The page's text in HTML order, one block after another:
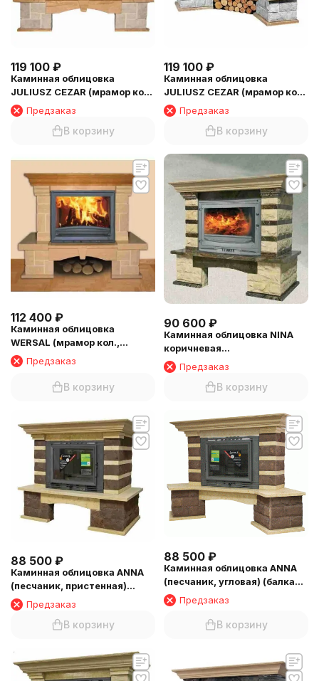
119 100 ₽
Каминная облицовка
JULIUSZ CEZAR (мрамор кол.,
пристенная) (балка №1)
Предзаказ
В корзину
119 100 ₽
Каминная облицовка
JULIUSZ CEZAR (мрамор кол.,
угловая) (балка №2)
Предзаказ
В корзину
112 400 ₽
Каминная облицовка
WERSAL (мрамор кол.,
пристенная) (балка №1)
Предзаказ
В корзину
90 600 ₽
Каминная облицовка NINA
коричневая
(песчаник,пристенная)
(балка №5)
Предзаказ
В корзину
88 500 ₽
Каминная облицовка ANNA
(песчаник, пристенная)
(балка №5)
Предзаказ
В корзину
88 500 ₽
Каминная облицовка ANNA
(песчаник, угловая) (балка
№6)Предзаказ
В корзину